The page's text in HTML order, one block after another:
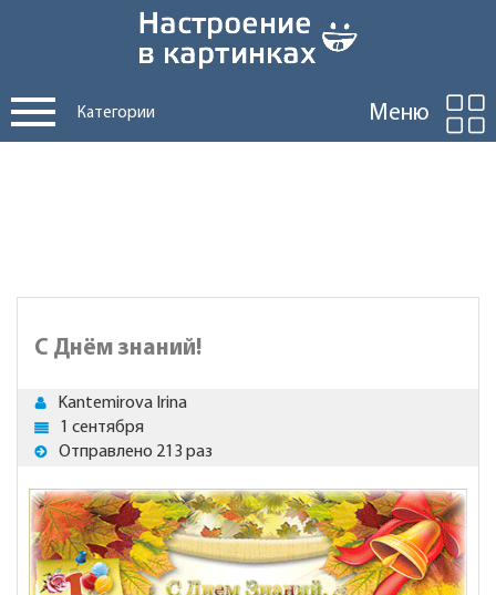
Категории Меню
С Днём знаний!
Kantemirova Irina
1 сентября
Отправлено 213 раз